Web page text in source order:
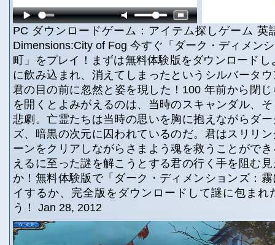
PC ダウンロードゲーム：アイテム探しゲーム 英
Dimensions:City of Fog 今すぐ「ダーク・ディメン
町」をプレイ！まずは無料体験版をダウンロード
に飲み込まれ、消えてしまったというシルバータ
君の目の前に忽然と姿を現した！100 年前から閉
を開くとよみがえるのは、当時のスキャンダル、
悲劇。亡霊たちは当時の思いを胸に抱えながらダ
ズ、暗黒の次元に囚われているのだ。君はスリリ
ーンをクリアしながらさまよう魂を救うことがで
えるに至った謎を解こうとする君の行く手を阻む
か！無料体験版で「ダーク・ディメンションズ：
イするか、完全版をダウンロードして謎に包まれ
う！ Jan 28, 2012